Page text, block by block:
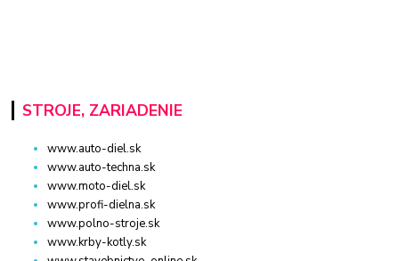
STROJE, ZARIADENIE
www.auto-diel.sk
www.auto-techna.sk
www.moto-diel.sk
www.profi-dielna.sk
www.polno-stroje.sk
www.krby-kotly.sk